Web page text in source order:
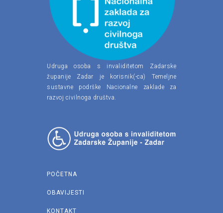
Udruga osoba s invaliditetom Zadarske
županije Zadar je korisnik(-ca) Temeljne
sustavne podrške Nacionalne zaklade za
razvoj civilnoga društva.
POČETNA
OBAVIJESTI
KONTAKT